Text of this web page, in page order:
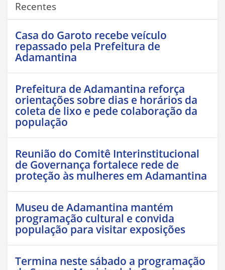
Recentes
Casa do Garoto recebe veículo
repassado pela Prefeitura de
Adamantina
Prefeitura de Adamantina reforça
orientações sobre dias e horários da
coleta de lixo e pede colaboração da
população
Reunião do Comitê Interinstitucional
de Governança fortalece rede de
proteção às mulheres em Adamantina
Museu de Adamantina mantém
programação cultural e convida
população para visitar exposições
Termina neste sábado a programação